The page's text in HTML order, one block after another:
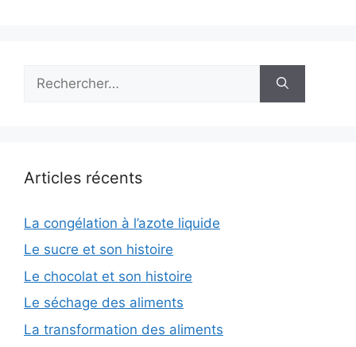
Articles récents
La congélation à l’azote liquide
Le sucre et son histoire
Le chocolat et son histoire
Le séchage des aliments
La transformation des aliments